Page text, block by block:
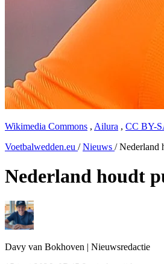
Wikimedia Commons , Ailura , CC BY-
Voetbalwedden.eu / Nieuws / Nederland
Nederland houdt
Davy van Bokhoven | Nieuwsredactie